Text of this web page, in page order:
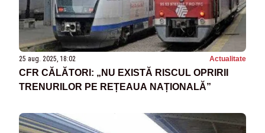
25 aug. 2025, 18:02 Actualitate
CFR CĂLĂTORI: „NU EXISTĂ RISCUL OPRIRII
TRENURILOR PE REȚEAUA NAȚIONALĂ”